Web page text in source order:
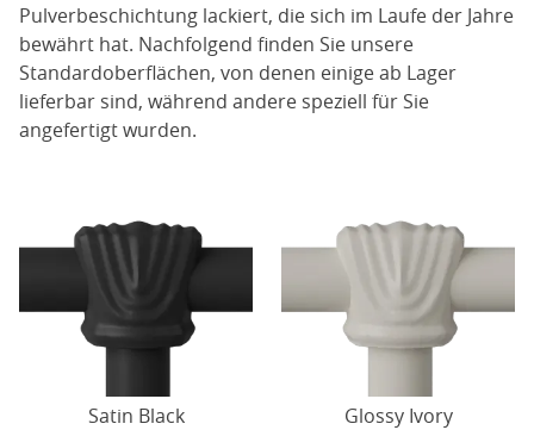
Pulverbeschichtung lackiert, die sich im Laufe der Jahre
bewährt hat. Nachfolgend finden Sie unsere
Standardoberflächen, von denen einige ab Lager
lieferbar sind, während andere speziell für Sie
angefertigt wurden.
Satin Black Glossy Ivory